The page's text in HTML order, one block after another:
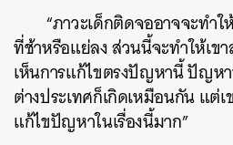
“ภาวะเด็กติดจออาจจะทำ
ที่ช้าหรือแย่ลง ส่วนนี้จะทำให้เข
เห็นการแก้ไขตรงปัญหานี้ ปัญห
ต่างประเทศก็เกิดเหมือนกัน แต่
แก้ไขปัญหาในเรื่องนี้มาก”